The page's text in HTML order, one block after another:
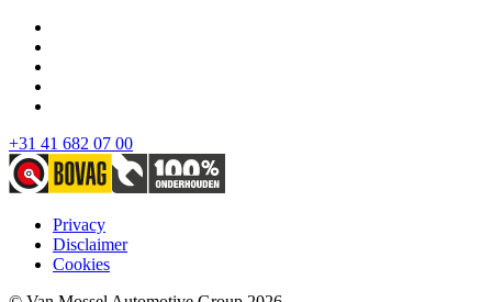
+31 41 682 07 00
Privacy
Disclaimer
Cookies